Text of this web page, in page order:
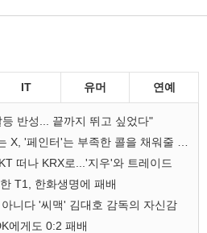
IT 유머 연예
반성... 끝까지 뛰고 싶었다"
떠나 KRX로...'지우'와 트레이드
T1, 한화생명에 패배
니다 '씨맥' 김대호 감독의 자신감
에게도 0:2 패배